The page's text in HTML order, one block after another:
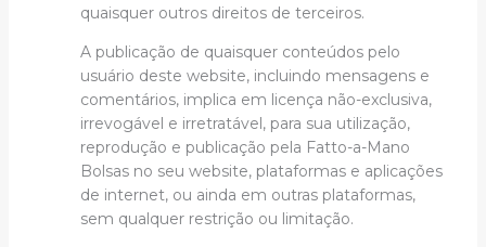
quaisquer outros direitos de terceiros.
A publicação de quaisquer conteúdos pelo
usuário deste website, incluindo mensagens e
comentários, implica em licença não-exclusiva,
irrevogável e irretratável, para sua utilização,
reprodução e publicação pela Fatto-a-Mano
Bolsas no seu website, plataformas e aplicações
de internet, ou ainda em outras plataformas,
sem qualquer restrição ou limitação.